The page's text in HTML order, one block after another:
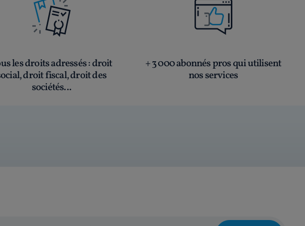
les droits adressés: droit
droit fiscal, droit des
sociétés...
+ 3 000 abonnés pros qui utilisent
nos services